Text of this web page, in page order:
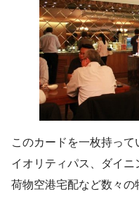
このカードを一枚持っ
イオリティパス、ダイ
荷物空港宅配など数々の